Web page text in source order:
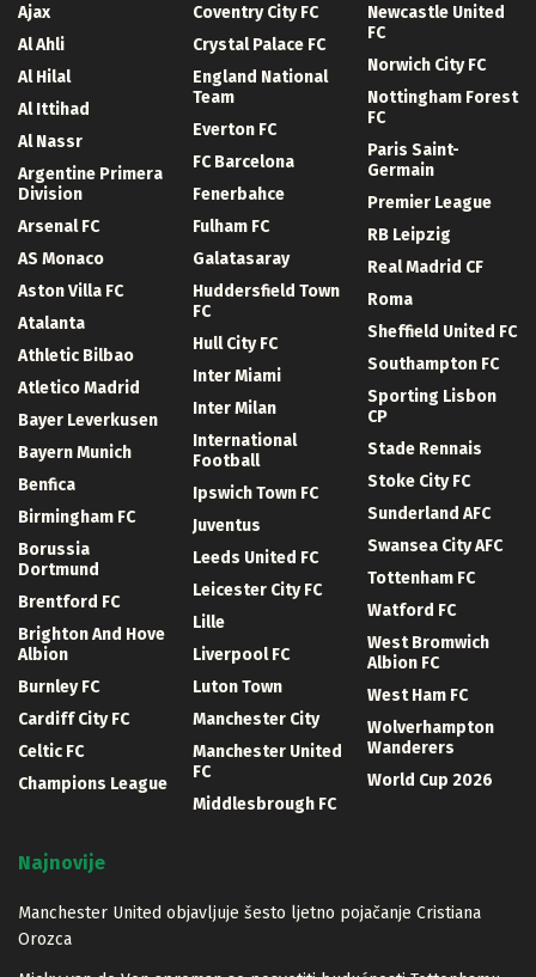
Ajax
Al Ahli
Al Hilal
Al Ittihad
Al Nassr
Argentine Primera
Division
Arsenal FC
AS Monaco
Aston Villa FC
Atalanta
Athletic Bilbao
Atletico Madrid
Bayer Leverkusen
Bayern Munich
Benfica
Birmingham FC
Borussia
Dortmund
Brentford FC
Brighton And Hove
Albion
Burnley FC
Cardiff City FC
Celtic FC
Champions League
Coventry City FC
Crystal Palace FC
England National
Team
Everton FC
FC Barcelona
Fenerbahce
Fulham FC
Galatasaray
Huddersfield Town
FC
Hull City FC
Inter Miami
Inter Milan
International
Football
Ipswich Town FC
Juventus
Leeds United FC
Leicester City FC
Lille
Liverpool FC
Luton Town
Manchester City
Manchester United
FC
Middlesbrough FC
Newcastle United
FC
Norwich City FC
Nottingham Forest
FC
Paris Saint-
Germain
Premier League
RB Leipzig
Real Madrid CF
Roma
Sheffield United FC
Southampton FC
Sporting Lisbon
CP
Stade Rennais
Stoke City FC
Sunderland AFC
Swansea City AFC
Tottenham FC
Watford FC
West Bromwich
Albion FC
West Ham FC
Wolverhampton
Wanderers
World Cup 2026
Najnovije
Manchester United objavljuje šesto ljetno pojačanje Cristiana
Orozca